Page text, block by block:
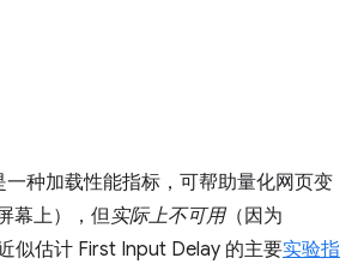
一种加载性能指标，可帮助量化网页变
幕上），但实际上不可用（因为
似估计 First Input Delay 的主要实验指